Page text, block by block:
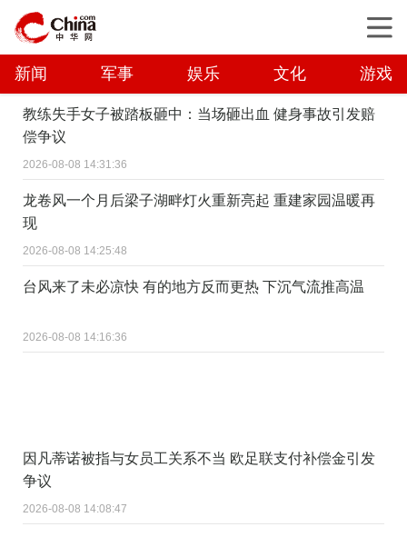
新闻 军事 娱乐 文化 游戏
教练失手女子被踏板砸中：当场砸出血 健身事故引发赔
偿争议
2026-08-08 14:31:36
龙卷风一个月后梁子湖畔灯火重新亮起 重建家园温暖再
现
2026-08-08 14:25:48
台风来了未必凉快 有的地方反而更热 下沉气流推高温
2026-08-08 14:16:36
因凡蒂诺被指与女员工关系不当 欧足联支付补偿金引发
争议
2026-08-08 14:08:47